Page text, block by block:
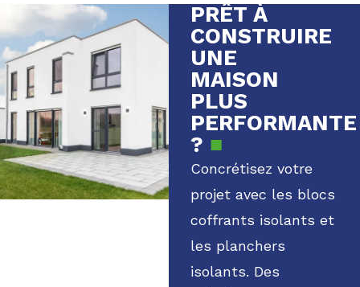
PRÊT À
CONSTRUIRE
UNE
MAISON
PLUS
PERFORMANTE
? ■
Concrétisez votre
projet avec les blocs
coffrants isolants et
les planchers
isolants. Des